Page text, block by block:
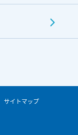
サイトマップ